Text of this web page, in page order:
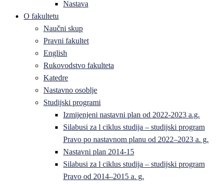
Nastava
O fakultetu
Naučni skup
Pravni fakultet
English
Rukovodstvo fakulteta
Katedre
Nastavno osoblje
Studijski programi
Izmijenjeni nastavni plan od 2022-2023 a.g.
Silabusi za l ciklus studija – studijski program
Pravo po nastavnom planu od 2022–2023 a. g.
Nastavni plan 2014-15
Silabusi za l ciklus studija – studijski program
Pravo od 2014–2015 a. g.